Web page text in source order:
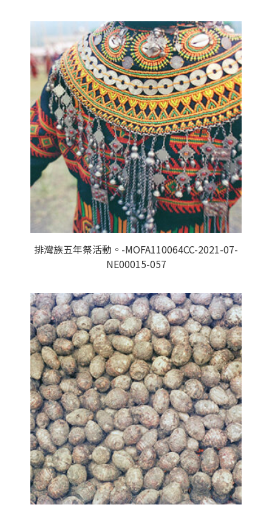
排灣族五年祭活動。-MOFA110064CC-2021-07-
NE00015-057